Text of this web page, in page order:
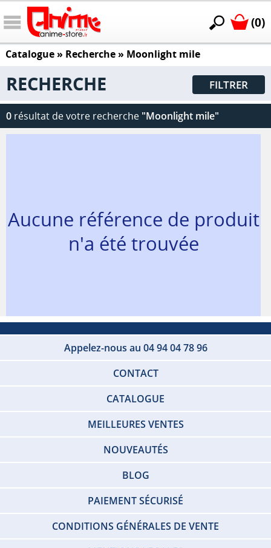
(0)
Catalogue» Recherche » Moonlight mile
RECHERCHE FILTRER
0 résultat de votre recherche "Moonlight mile"
Aucune référence de produit
n'a été trouvée
Appelez-nous au 04 94 04 78 96
CONTACT
CATALOGUE
MEILLEURES VENTES
NOUVEAUTÉS
BLOG
PAIEMENT SÉCURISÉ
CONDITIONS GÉNÉRALES DE VENTE